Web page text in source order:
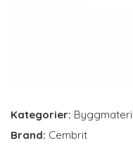
Kategorier:
Brand: Cembrit